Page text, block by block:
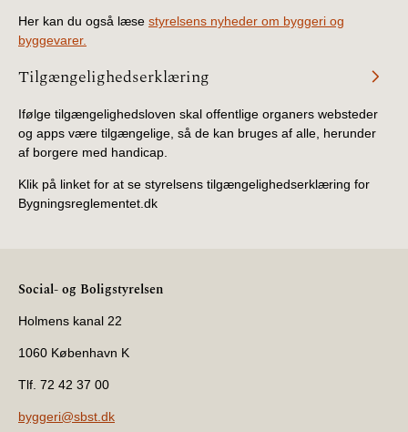
BR18 (4/7-31/12
BR18 (1/7-31/12
2018)
BR18 (1/1-30/6
Tidligere BR (1961-
Her kan du også læse styrelsens nyheder om byggeri og
byggevarer.
Tilgængelighedserklæring
Ifølge tilgængelighedsloven skal offentlige organers websteder
og apps være tilgængelige, så de kan bruges af alle, herunder
af borgere med handicap.
Klik på linket for at se styrelsens tilgængelighedserklæring for
Bygningsreglementet.dk
Social- og Boligstyrelsen
Holmens kanal 22
1060 København K
Tlf. 72 42 37 00
byggeri@sbst.dk